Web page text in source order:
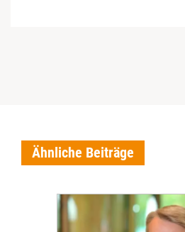
Ähnliche Beiträge